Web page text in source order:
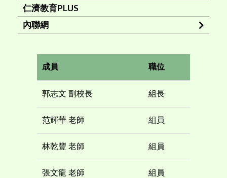
仁濟教育PLUS
內聯網
成員 職位
郭志文 副校長 組長
范輝華 老師 組員
林乾豐 老師 組員
張文龍 老師 組員